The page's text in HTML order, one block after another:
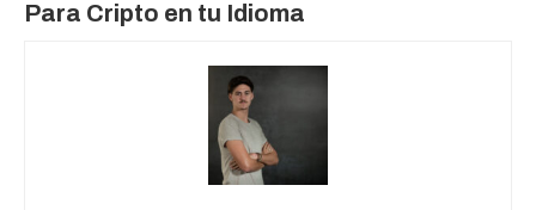
Para Cripto en tu Idioma